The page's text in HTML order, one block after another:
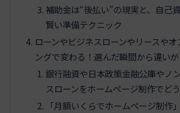
補助金は“後払い”の現実と、自己
賢い準備テクニック
ローンやビジネスローンやリースやオ
ングで変わる！選んだ瞬間から違い
銀行融資や日本政策金融公庫やノ
スローンをホームページ制作でど
「月額いくらでホームページ制作